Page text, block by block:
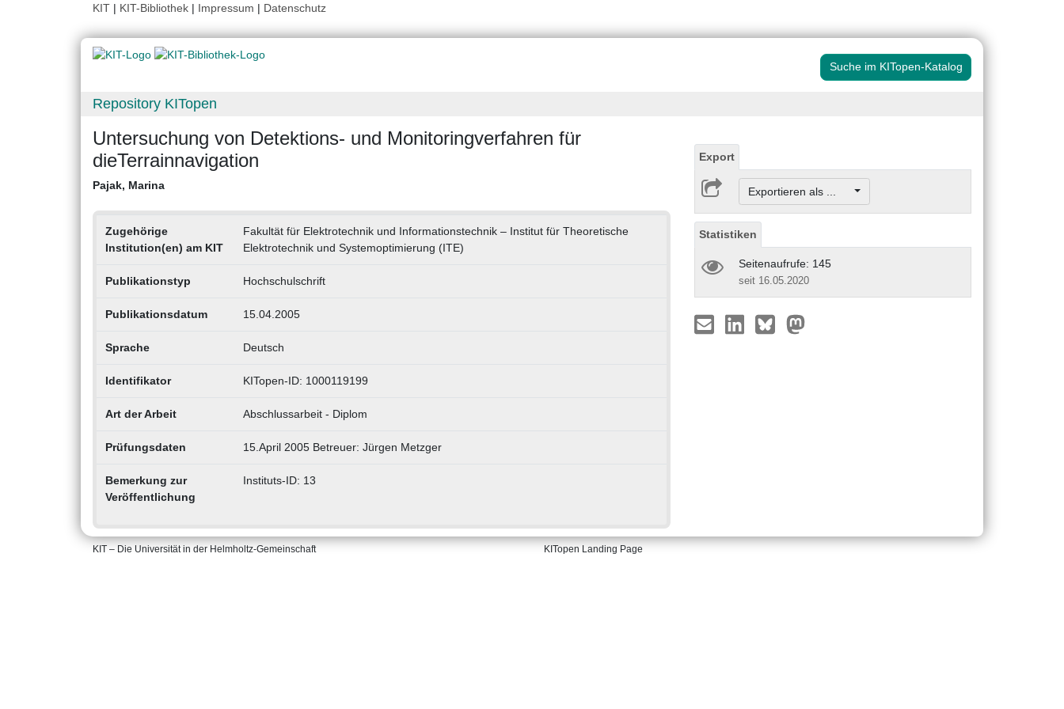
KIT | KIT-Bibliothek | Impressum | Datenschutz
Suche im KITopen-Katalog
Repository KITopen
Untersuchung von Detektions- und Monitoringverfahren für
dieTerrainnavigation
Pajak, Marina
Zugehörige
Institution(en) am KIT
Fakultät für Elektrotechnik und Informationstechnik – Institut für Theoretische
Elektrotechnik und Systemoptimierung (ITE)
Publikationstyp Hochschulschrift
Publikationsdatum 15.04.2005
Sprache Deutsch
Identifikator KITopen-ID: 1000119199
Art der Arbeit Abschlussarbeit - Diplom
Prüfungsdaten 15.April 2005 Betreuer: Jürgen Metzger
Bemerkung zur
Veröffentlichung
Instituts-ID: 13
Export
Exportieren als ...
Statistiken
Seitenaufrufe: 145
seit 16.05.2020
KIT – Die Universität in der Helmholtz-Gemeinschaft KITopen Landing Page